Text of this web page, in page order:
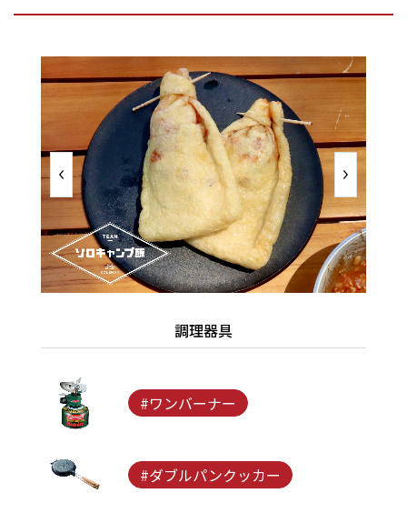
調理器具
#ワンバーナー
#ダブルパンクッカー